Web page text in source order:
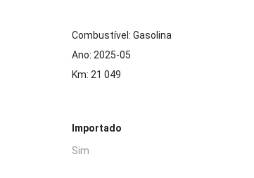
Combustível: Gasolina
Ano: 2025-05
Km: 21 049
Importado
Sim